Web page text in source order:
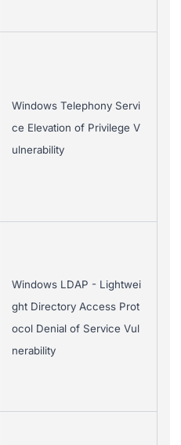
Windows Telephony Servi
ce Elevation of Privilege V
ulnerability
Windows LDAP - Lightwei
ght Directory Access Prot
ocol Denial of Service Vul
nerability